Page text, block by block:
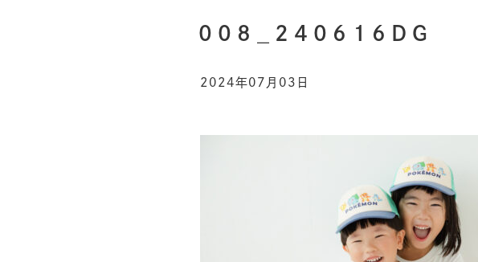
008_240616DG
2024年07月03日